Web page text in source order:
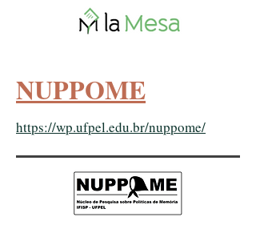
NUPPOME
https://wp.ufpel.edu.br/nuppome/